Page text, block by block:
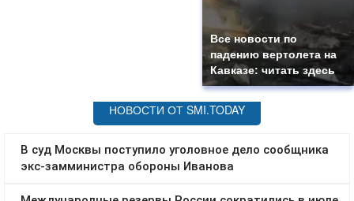
Все новости по
падению вертолета на
Кавказе: читать здесь